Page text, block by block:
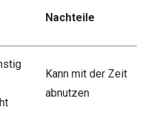
Nachteile
Kann mit der Zeit
abnutzen